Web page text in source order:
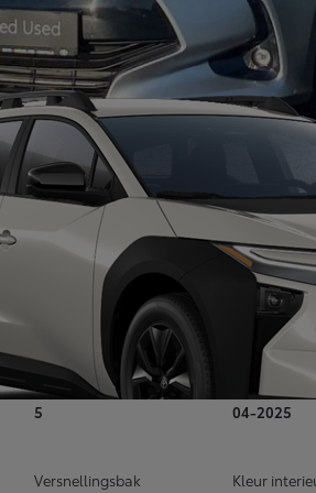
Kenmerken
Deuren
5
04-2025
Versnellingsbak
Kleur